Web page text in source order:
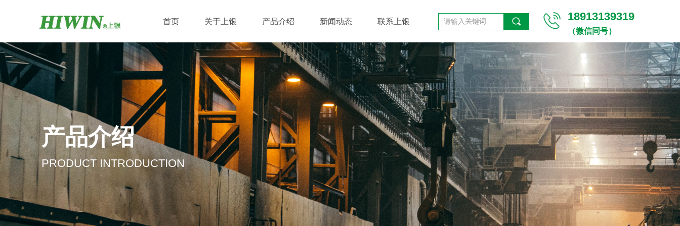
首页 关于上银 产品介绍 新闻动态 联系上银 끠 18913139319
（微信同号）
产品介绍
PRODUCT INTRODUCTION